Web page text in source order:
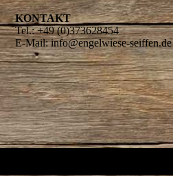
KONTAKT
Tel.: +49 (0)373628454
E-Mail: info@engelwiese-seiffen.de